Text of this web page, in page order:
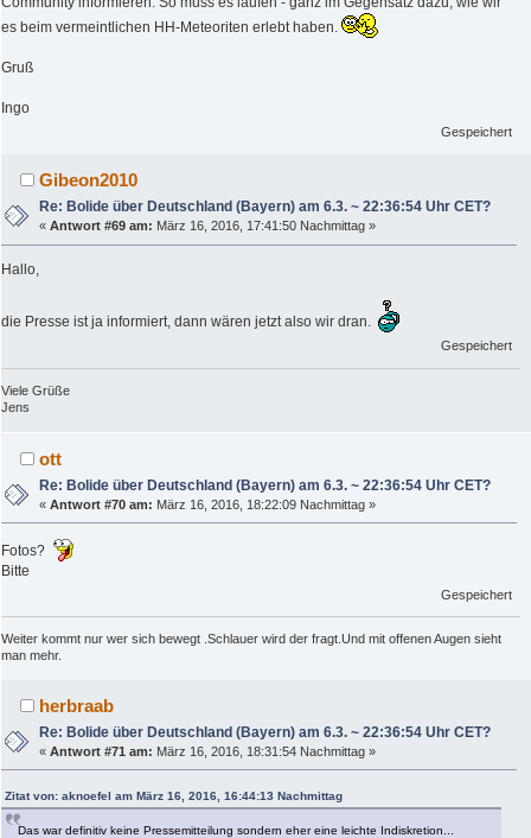
es beim vermeintlichen HH-Meteoriten erlebt haben.
Gruß
Ingo
Gespeichert
Gibeon2010
Re: Bolide über Deutschland (Bayern) am 6.3. ~ 22:36:54 Uhr CET?
«Antwort #69 am: März 16, 2016, 17:41:50 Nachmittag »
Hallo,
die Presse ist ja informiert, dann wären jetzt also wir dran.
Gespeichert
Viele Grüße
Jens
ott
Re: Bolide über Deutschland (Bayern) am 6.3. ~ 22:36:54 Uhr CET?
«Antwort #70 am: März 16, 2016, 18:22:09 Nachmittag »
Fotos?
Bitte
Gespeichert
Weiter kommt nur wer sich bewegt .Schlauer wird der fragt.Und mit offenen Augen sieht
man mehr.
herbraab
Re: Bolide über Deutschland (Bayern) am 6.3. ~ 22:36:54 Uhr CET?
«Antwort #71 am: März 16, 2016, 18:31:54 Nachmittag »
Zitat von: aknoefel am März 16, 2016, 16:44:13 Nachmittag
Das war definitiv keine Pressemitteilung sondern eher eine leichte Indiskretion...